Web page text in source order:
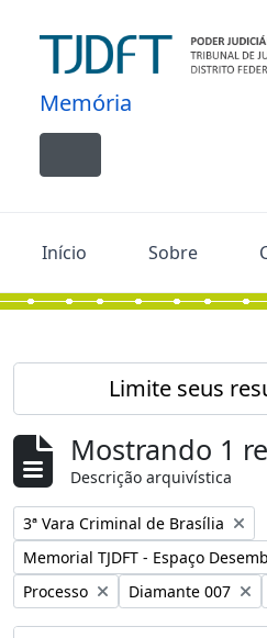
Memória
Toggle navigation
Início Sobre
Limite seus
Mostrando 1
Descrição arquivística
Remover filtro:
3ª Vara Criminal de Brasília
Remover filtro:
Remover filtro:
Processo Remover filtro:
Diamante 007